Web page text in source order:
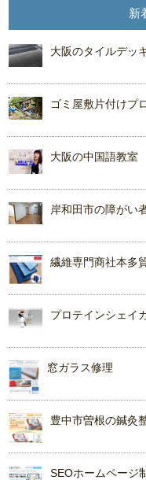
新
大阪のタイルデッ
ゴミ屋敷片付けプ
大阪の中国語教室
岸和田市の障がい
繊維専門商社本多
プロテインシェイ
窓ガラス修理
豊中市曽根の鍼灸
SEOホームページ